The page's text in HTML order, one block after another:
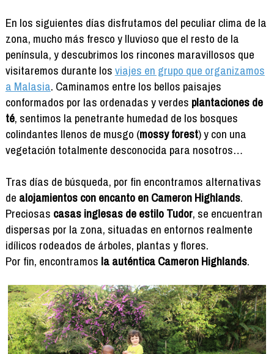
En los siguientes días disfrutamos del peculiar clima de la
zona, mucho más fresco y lluvioso que el resto de la
península, y descubrimos los rincones maravillosos que
visitaremos durante losviajes en grupo que organizamos
a Malasia. Caminamos entre los bellos paisajes
conformados por las ordenadas y verdes plantaciones de
té, sentimos la penetrante humedad de los bosques
colindantes llenos de musgo (mossy forest) y con una
vegetación totalmente desconocida para nosotros…
Tras días de búsqueda, por fin encontramos alternativas
de alojamientos con encanto en Cameron Highlands.
Preciosas casas inglesas de estilo Tudor, se encuentran
dispersas por la zona, situadas en entornos realmente
idílicos rodeados de árboles, plantas y flores.
Por fin, encontramos la auténtica Cameron Highlands.